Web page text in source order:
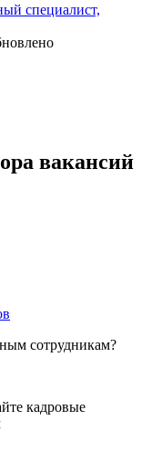
специалист,
вакансий
сотрудникам?
кадровые